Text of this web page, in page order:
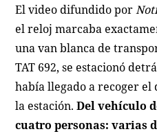
El video difundido por
el reloj marcaba
una van blanca de
TAT 692, se estacionó
había llegado a recoger
la estación.Del vehículo
cuatro personas: varias